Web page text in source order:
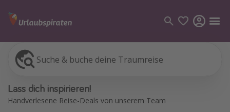
Suche & buche deine Traumreise
Lass dich inspirieren!
Handverlesene Reise-Deals von unserem Team
All Inclusive
Flüge